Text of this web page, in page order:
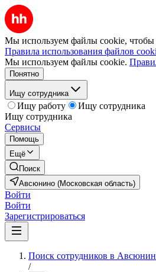
Мы используем файлы cookie, чтобы
Правила использования файлов
Мы используем файлы cookie.
Понятно
Ищу сотрудника
Ищу работу
Ищу сотрудника
Ищу сотрудника
Сервисы
Помощь
Ещё
Поиск
Авсюнино (Московская область)
Войти
Войти
Зарегистрироваться
Поиск сотрудников в
/